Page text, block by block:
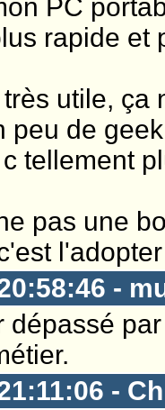
PC
rapide et
utile, ça
peu de
tellement
pas une
-
dépassé
-